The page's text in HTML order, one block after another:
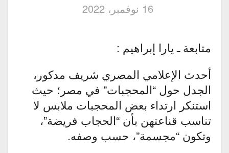
16 نوفمبر، 2022
متابعة ـ يارا إبراهيم :
أحدث الإعلامي المصري شريف مدكور،
الجدل حول “المحجبات” في مصر؛ حيث
استنكر ارتداء بعض المحجبات ملابس لا
تناسب قناعتهن بأن “الحجاب فريضة”،
وتكون “مجسمة”، حسب وصفه.